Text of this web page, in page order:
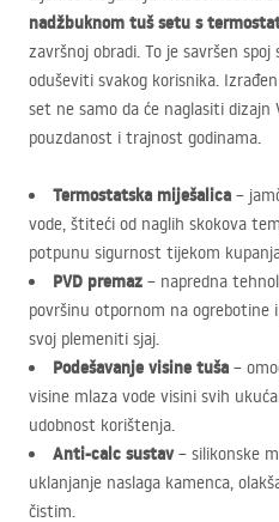
nadžbuknom tuš setu s
završnoj obradi. To je savršen
oduševiti svakog korisnika.
set ne samo da će naglasiti dizajn
pouzdanost i trajnost godinama.
Termostatska miješalica –
vode, štiteći od naglih skokova
potpunu sigurnost tijekom
PVD premaz – napredna
površinu otpornom na ogrebotine
svoj plemeniti sjaj.
Podešavanje visine tuša –
visine mlaza vode visini svih
udobnost korištenja.
Anti-calc sustav– silikonske
uklanjanje naslaga kamenca,
čistim.